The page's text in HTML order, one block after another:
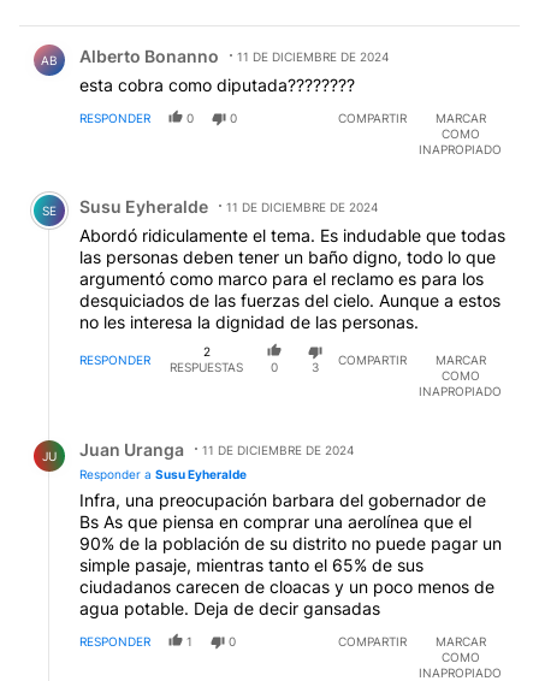
AB Alberto Bonanno 11 DE DICIEMBRE DE 2024
esta cobra como diputada????????
RESPONDER 0 0 COMPARTIR
MARCAR
COMO
INAPROPIADO
Comentario de Susu Eyheralde.
SE Susu Eyheralde 11 DE DICIEMBRE DE 2024
Abordó ridiculamente el tema. Es indudable que todas
las personas deben tener un baño digno, todo lo que
argumentó como marco para el reclamo es para los
desquiciados de las fuerzas del cielo. Aunque a estos
no les interesa la dignidad de las personas.
RESPONDER
2
RESPUESTAS
0 3
COMPARTIR
MARCAR
COMO
INAPROPIADO
JU Juan Uranga
11 DE DICIEMBRE DE 2024
Responder a Susu Eyheralde
Infra, una preocupación barbara del gobernador de
Bs As que piensa en comprar una aerolínea que el
90% de la población de su distrito no puede pagar un
simple pasaje, mientras tanto el 65% de sus
ciudadanos carecen de cloacas y un poco menos de
agua potable. Deja de decir gansadas
RESPONDER 1 0 COMPARTIR
MARCAR
COMO
INAPROPIADO